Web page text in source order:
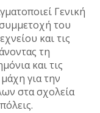
Γενική
του
και τις
τη
και τις
για την
στα σχολεία